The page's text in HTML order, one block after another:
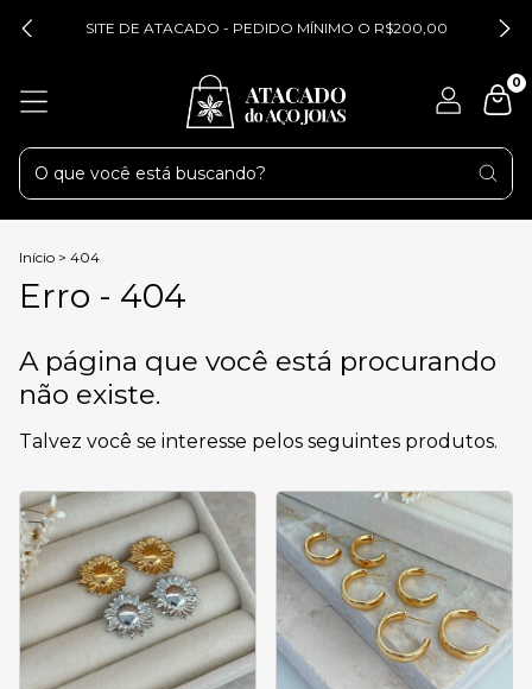
SITE DE ATACADO - PEDIDO MÍNIMO O R$200,00
0
Início > 404
Erro - 404
A página que você está procurando
não existe.
Talvez você se interesse pelos seguintes produtos.